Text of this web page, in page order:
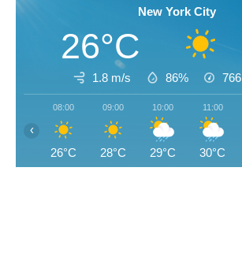
New York City
26°C
1.8 m/s 86% 766
08:00
26°C
09:00
28°C
10:00
29°C
11:00
30°C
‹